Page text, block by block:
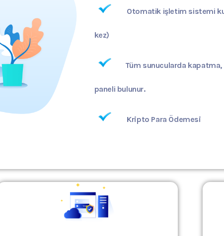
Otomatik işletim sistemi
kez)
Tüm sunucularda
paneli bulunur.
Kripto Para Ödemesi